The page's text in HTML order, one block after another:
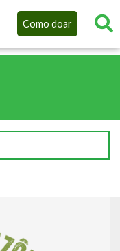
Como doar